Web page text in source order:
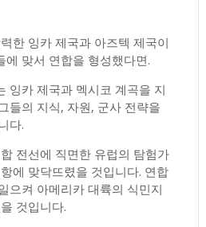
한 잉카 제국과 아즈텍 제국이
에 맞서 연합을 형성했다면.
잉카 제국과 멕시코 계곡을 지
들의 지식, 자원, 군사 전략을
다.
전선에 직면한 유럽의 탐험가
에 맞닥뜨렸을 것입니다. 연합
으켜 아메리카 대륙의 식민지
것입니다.